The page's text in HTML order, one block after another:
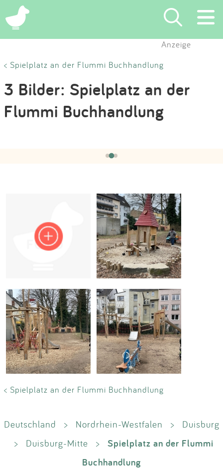
×
Suchen
Eintragen
App
Kontakt
Impressum
Anmelden
Anzeige
< Spielplatz an der Flummi Buchhandlung
3 Bilder: Spielplatz an der
Flummi Buchhandlung
< Spielplatz an der Flummi Buchhandlung
Deutschland > Nordrhein-Westfalen >
Duisburg
>
Duisburg-Mitte >
Spielplatz an der Flummi
Buchhandlung